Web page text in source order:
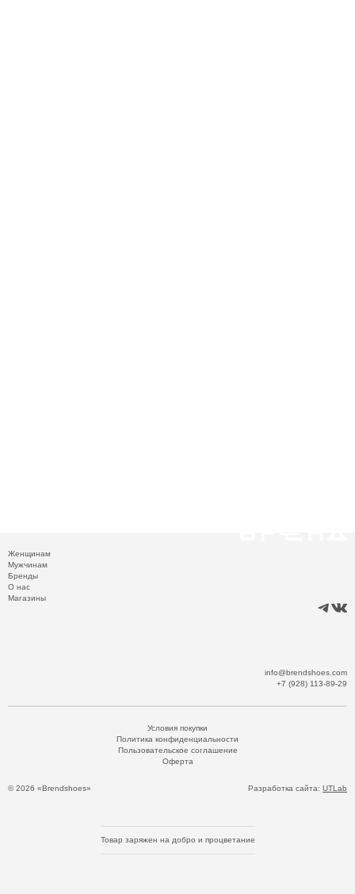
Женщинам
Мужчинам
Бренды
О нас
Магазины
info@brendshoes.com
+7 (928) 113-89-29
© 2026 «Brendshoes»
Условия покупки
Политика конфиденциальности
Пользовательское соглашение
Оферта
Разработка сайта: UTLab
Товар заряжен на добро и процветание